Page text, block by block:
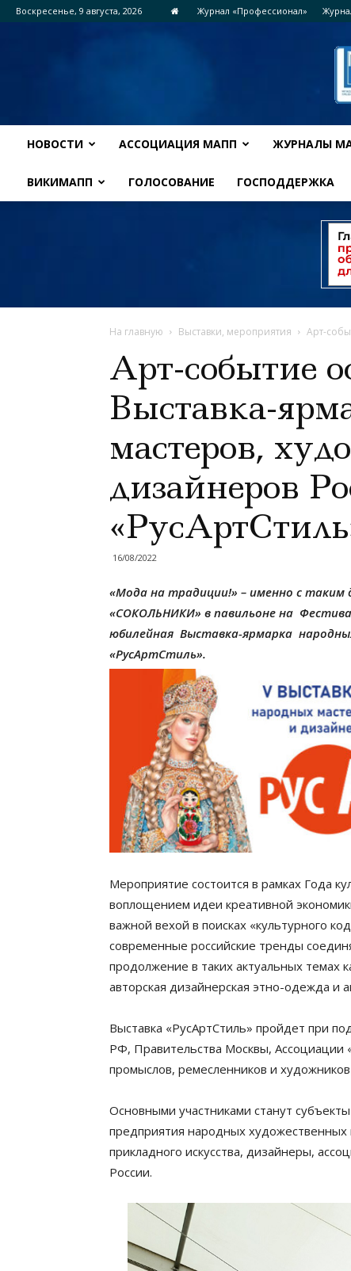
Воскресенье, 9 августа, 2026 Журнал «Профессионал»
НОВОСТИ АССОЦИАЦИЯ МАПП ЖУРНАЛЫ
ВИКИМАПП ГОЛОСОВАНИЕ ГОСПОДДЕРЖКА
На главную Выставки, мероприятия Арт-
Арт-событие
Выставка-
мастеров,
дизайнеров
16/08/2022
«Мода на традиции!» – именно с таким
«СОКОЛЬНИКИ» в павильоне на
юбилейная Выставка-ярмарка
«РусАртСтиль».
Мероприятие состоится в рамках Года
воплощением идеи креативной
важной вехой в поисках «культурного
современные российские тренды
продолжение в таких актуальных темах
авторская дизайнерская этно-одежда и
Выставка «РусАртСтиль» пройдет при
РФ, Правительства Москвы,
промыслов, ремесленников и
Основными участниками станут
предприятия народных
прикладного искусства, дизайнеры,
России.